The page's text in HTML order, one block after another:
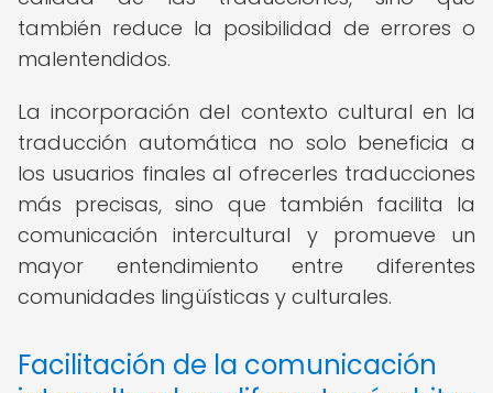
también reduce la posibilidad de errores o
malentendidos.
La incorporación del contexto cultural en la
traducción automática no solo beneficia a
los usuarios finales al ofrecerles traducciones
más precisas, sino que también facilita la
comunicación intercultural y promueve un
mayor entendimiento entre diferentes
comunidades lingüísticas y culturales.
Facilitación de la comunicación